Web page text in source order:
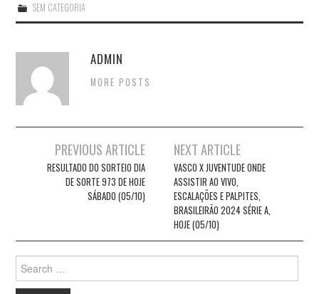
SEM CATEGORIA
ADMIN
MORE POSTS
navigation
PREVIOUS ARTICLE
RESULTADO DO SORTEIO DIA
DE SORTE 973 DE HOJE
SÁBADO (05/10)
NEXT ARTICLE
VASCO X JUVENTUDE ONDE
ASSISTIR AO VIVO,
ESCALAÇÕES E PALPITES,
BRASILEIRÃO 2024 SÉRIE A,
HOJE (05/10)
Search
for: